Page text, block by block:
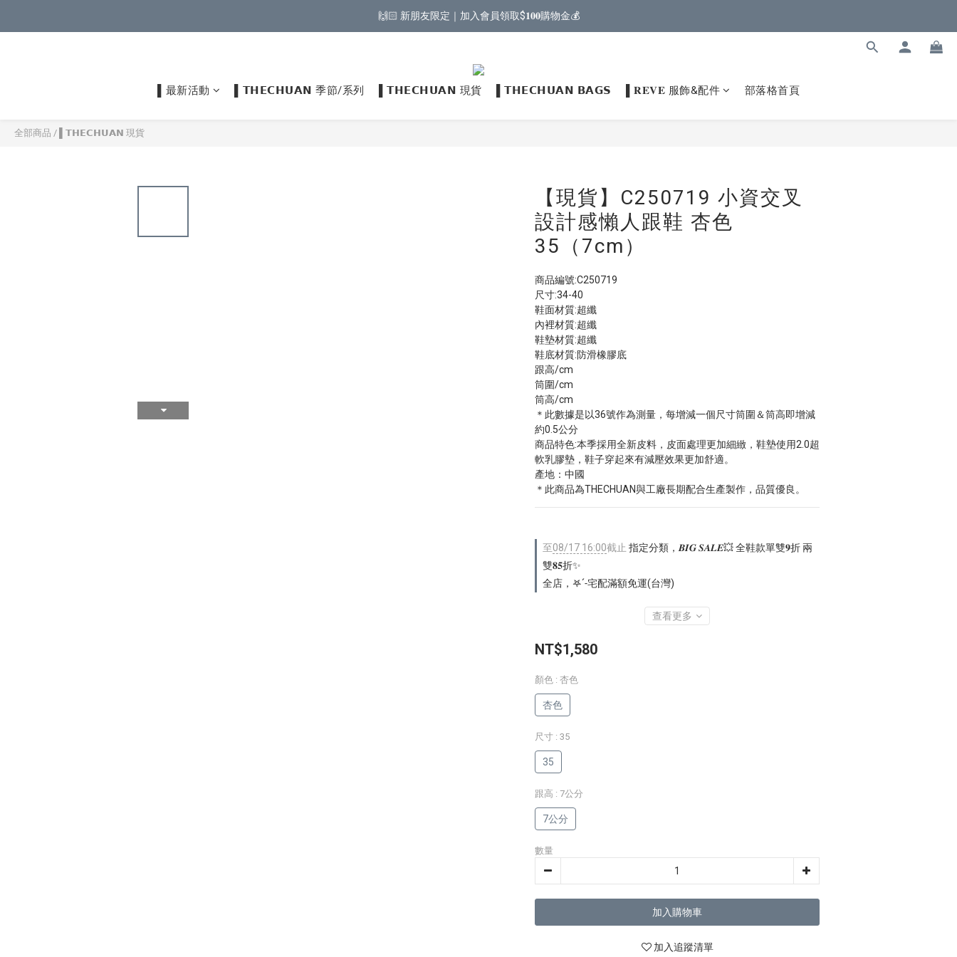
🙌🏻 新朋友限定｜加入會員領取$𝟏𝟎𝟎購物金💰
▌最新活動 ▌𝗧𝗛𝗘𝗖𝗛𝗨𝗔𝗡 季節/系列 ▌𝗧𝗛𝗘𝗖𝗛𝗨𝗔𝗡 現貨 ▌𝗧𝗛𝗘𝗖𝗛𝗨𝗔𝗡 𝗕𝗔𝗚𝗦 ▌𝐑𝐄𝐕𝐄 服飾&配件 部落格首頁
全部商品 / ▌𝗧𝗛𝗘𝗖𝗛𝗨𝗔𝗡 現貨
【現貨】C250719 小資交叉
設計感懶人跟鞋 杏色
35（7cm）
商品編號:C250719
尺寸:34-40
鞋面材質:超纖
內裡材質:超纖
鞋墊材質:超纖
鞋底材質:防滑橡膠底
跟高/cm
筒圍/cm
筒高/cm
＊此數據是以36號作為測量，每增減一個尺寸筒圍＆筒高即增減
約0.5公分
商品特色:本季採用全新皮料，皮面處理更加細緻，鞋墊使用2.0超
軟乳膠墊，鞋子穿起來有減壓效果更加舒適。
產地：中國
＊此商品為THECHUAN與工廠長期配合生產製作，品質優良。
至08/17 16:00截止 指定分類，𝑩𝑰𝑮 𝑺𝑨𝑳𝑬💥 全鞋款單雙𝟗折 兩
雙𝟖𝟓折✨
全店，𖤐ˊ˗宅配滿額免運(台灣)
查看更多
NT$1,580
顏色 : 杏色
杏色
尺寸 : 35
35
跟高 : 7公分
7公分
數量
加入購物車
加入追蹤清單